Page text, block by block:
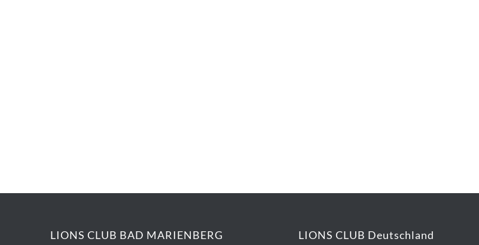
LIONS CLUB BAD MARIENBERG LIONS CLUB Deutschland